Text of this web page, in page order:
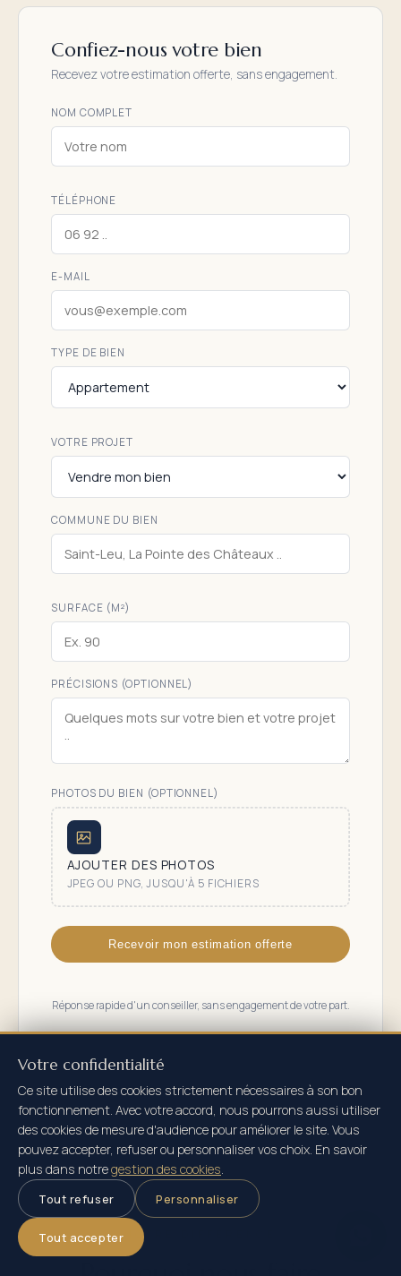
Confiez-nous votre bien
Recevez votre estimation offerte, sans engagement.
NOM COMPLET
TÉLÉPHONE
E-MAIL
TYPE DE BIEN
VOTRE PROJET
COMMUNE DU BIEN
SURFACE (M²)
PRÉCISIONS (OPTIONNEL)
PHOTOS DU BIEN (OPTIONNEL)
AJOUTER DES PHOTOS
JPEG OU PNG, JUSQU'À 5 FICHIERS
Recevoir mon estimation offerte
Réponse rapide d'un conseiller, sans engagement de votre part.
NOTRE DIFFÉRENCE
Votre confidentialité
Ce site utilise des cookies strictement nécessaires à son bon
fonctionnement. Avec votre accord, nous pourrons aussi utiliser
des cookies de mesure d'audience pour améliorer le site. Vous
pouvez accepter, refuser ou personnaliser vos choix. En savoir
plus dans notregestion des cookies.
Tout refuser Personnaliser
Tout accepter